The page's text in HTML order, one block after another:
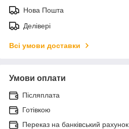
Нова Пошта
Делівері
Всі умови доставки
Умови оплати
Післяплата
Готівкою
Переказ на банківський рахунок